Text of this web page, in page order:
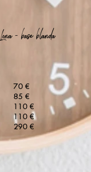
Lona - base blanda
70 €
85 €
110 €
110 €
290 €